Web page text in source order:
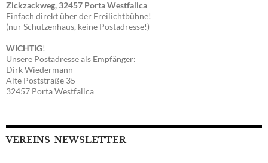
Zickzackweg, 32457 Porta Westfalica
Einfach direkt über der Freilichtbühne!
(nur Schützenhaus, keine Postadresse!)
WICHTIG!
Unsere Postadresse als Empfänger:
Dirk Wiedermann
Alte Poststraße 35
32457 Porta Westfalica
VEREINS-NEWSLETTER